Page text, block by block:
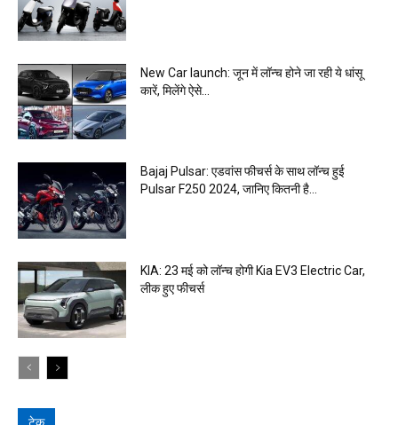
New Car launch: जून में लॉन्च होने जा रही ये धांसू
कारें, मिलेंगे ऐसे...
Bajaj Pulsar: एडवांस फीचर्स के साथ लॉन्च हुई
Pulsar F250 2024, जानिए कितनी है...
KIA: 23 मई को लॉन्च होगी Kia EV3 Electric Car,
लीक हुए फीचर्स